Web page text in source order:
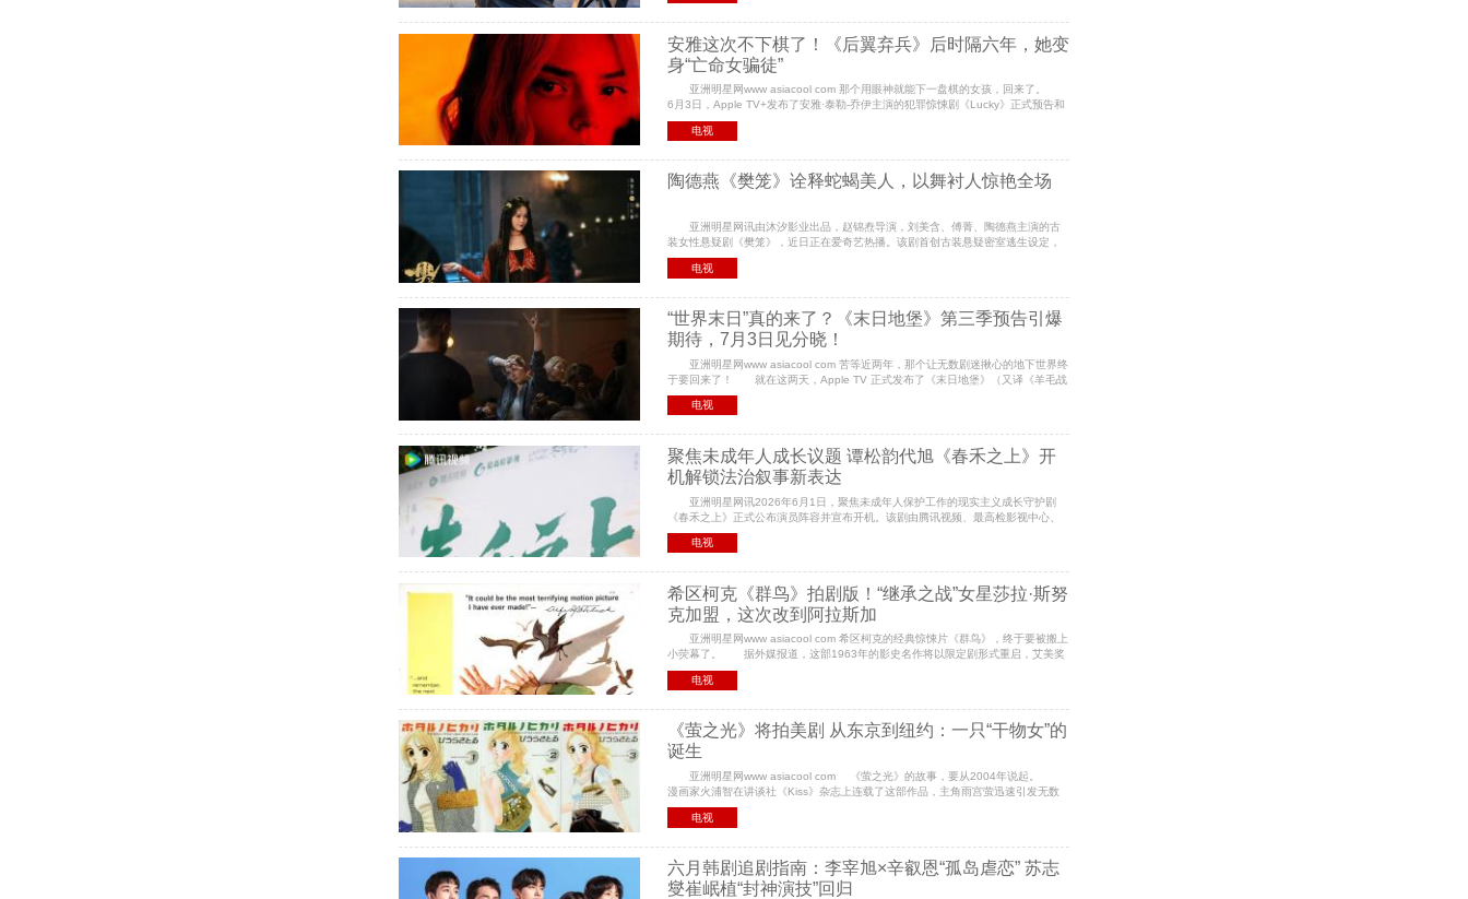
安雅这次不下棋了！《后翼弃兵》后时隔六年，她变
身“亡命女骗徒”
亚洲明星网www asiacool com 那个用眼神就能下一盘棋的女孩，回来了。
6月3日，Apple TV+发布了安雅·泰勒-乔伊主演的犯罪惊悚剧《Lucky》正式预告和
海报。这是安雅继2020年现象级神剧《后翼弃兵》之后
电视
陶德燕《樊笼》诠释蛇蝎美人，以舞衬人惊艳全场
亚洲明星网讯由沐汐影业出品，赵锦焘导演，刘美含、傅菁、陶德燕主演的古
装女性悬疑剧《樊笼》，近日正在爱奇艺热播。该剧首创古装悬疑密室逃生设定，
高密度的反转情节与全员女强阵容，引发大量自来水好评。
电视
“世界末日”真的来了？《末日地堡》第三季预告引爆
期待，7月3日见分晓！
亚洲明星网www asiacool com 苦等近两年，那个让无数剧迷揪心的地下世界终
于要回来了！ 就在这两天，Apple TV 正式发布了《末日地堡》（又译《羊毛战
记》）第三季的完整预告片。伴随着丽贝卡·弗格森那
电视
聚焦未成年人成长议题 谭松韵代旭《春禾之上》开
机解锁法治叙事新表达
亚洲明星网讯2026年6月1日，聚焦未成年人保护工作的现实主义成长守护剧
《春禾之上》正式公布演员阵容并宣布开机。该剧由腾讯视频、最高检影视中心、
老有影视出品，臧溪川担任导演，李潇、于淼担任总编剧，郝
电视
希区柯克《群鸟》拍剧版！“继承之战”女星莎拉·斯努
克加盟，这次改到阿拉斯加
亚洲明星网www asiacool com 希区柯克的经典惊悚片《群鸟》，终于要被搬上
小荧幕了。 据外媒报道，这部1963年的影史名作将以限定剧形式重启，艾美奖
得主、凭借《继承之战》走红的莎拉·斯努克将担任主演
电视
《萤之光》将拍美剧 从东京到纽约：一只“干物女”的
诞生
亚洲明星网www asiacool com 《萤之光》的故事，要从2004年说起。
漫画家火浦智在讲谈社《Kiss》杂志上连载了这部作品，主角雨宫萤迅速引发无数
都市女性的共鸣——她在外是雷厉风行的职场精英，妆容精
电视
六月韩剧追剧指南：李宰旭×辛叡恩“孤岛虐恋” 苏志
燮崔岷植“封神演技”回归